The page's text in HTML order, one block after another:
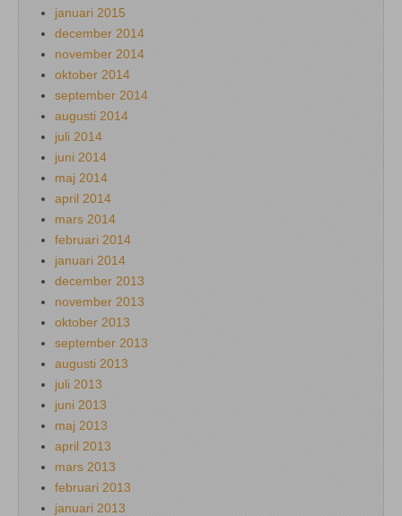
januari 2015
december 2014
november 2014
oktober 2014
september 2014
augusti 2014
juli 2014
juni 2014
maj 2014
april 2014
mars 2014
februari 2014
januari 2014
december 2013
november 2013
oktober 2013
september 2013
augusti 2013
juli 2013
juni 2013
maj 2013
april 2013
mars 2013
februari 2013
januari 2013